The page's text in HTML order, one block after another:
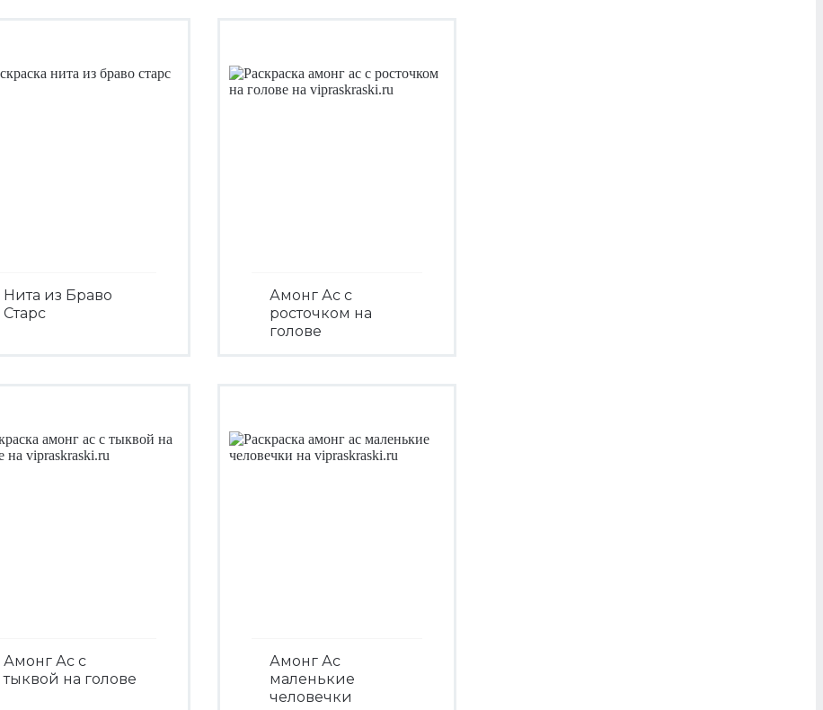
Нита из Браво
Старс
Амонг Ас с
росточком на
голове
Амонг Ас с
тыквой на голове
Амонг Ас
маленькие
человечки